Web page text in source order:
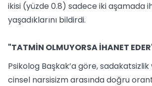
ikisi (yüzde 0.8) sadece iki aşamada
yaşadıklarını bildirdi.
"TATMİN OLMUYORSA İHANET
Psikolog Başkak’a göre, sadakatsizlik
cinsel narsisizm arasında doğru